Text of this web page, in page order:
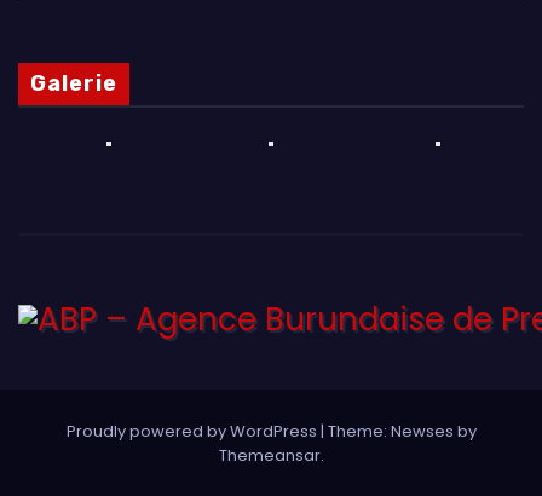
Galerie
Proudly powered by WordPress | Theme: Newses by
Themeansar.